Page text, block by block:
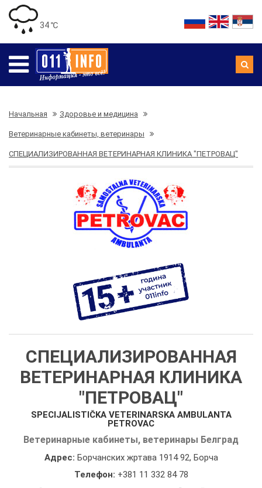
34 ℃
Начальная Здоровье и медицина
Ветеринарные кабинеты, ветеринары
СПЕЦИАЛИЗИРОВАННАЯ ВЕТЕРИНАРНАЯ КЛИНИКА "ПЕТРОВАЦ"
СПЕЦИАЛИЗИРОВАННАЯ
ВЕТЕРИНАРНАЯ КЛИНИКА
"ПЕТРОВАЦ"
SPECIJALISTIČKA VETERINARSKA AMBULANTA
PETROVAC
Ветеринарные кабинеты, ветеринары Белград
Адрес: Борчанских жртава 1914 92, Борча
Телефон: +381 11 332 84 78